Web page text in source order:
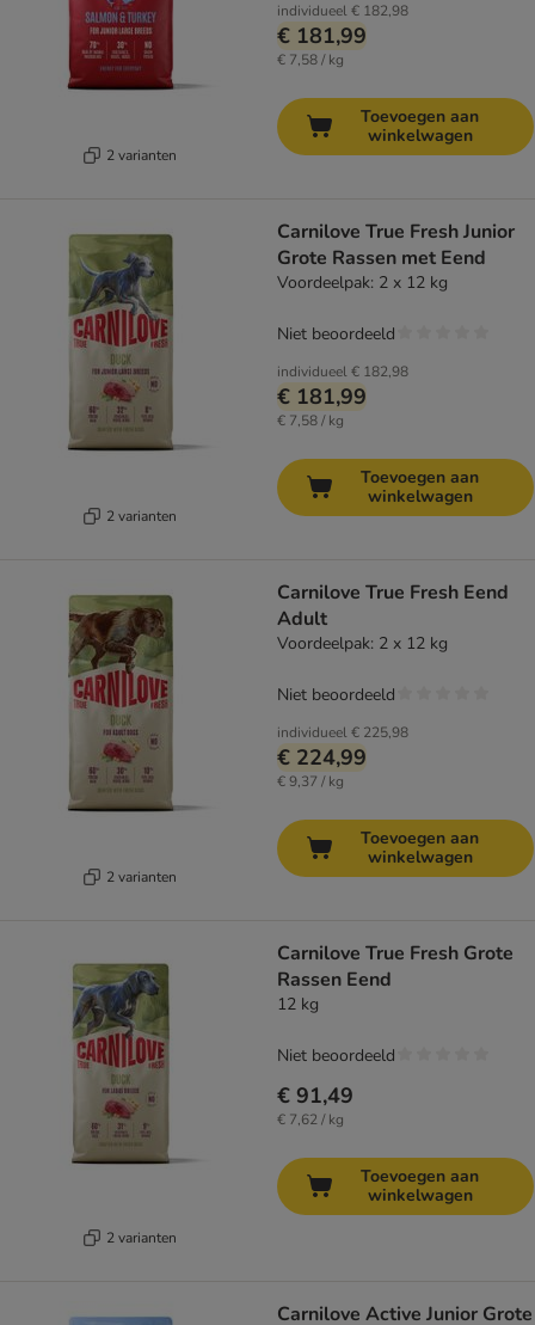
2 varianten
individueel€ 182,98
€ 181,99
€ 7,58 / kg
Toevoegen aan
winkelwagen
2 varianten
Carnilove True Fresh Junior
Grote Rassen met Eend
Voordeelpak: 2 x 12 kg
individueel€ 182,98
€ 181,99
€ 7,58 / kg
Niet beoordeeld
Toevoegen aan
winkelwagen
2 varianten
Carnilove True Fresh Eend
Adult
Voordeelpak: 2 x 12 kg
individueel€ 225,98
€ 224,99
€ 9,37 / kg
Niet beoordeeld
Toevoegen aan
winkelwagen
2 varianten
Carnilove True Fresh Grote
Rassen Eend
12 kg
€ 91,49
€ 7,62 / kg
Niet beoordeeld
Toevoegen aan
winkelwagen
Carnilove Active Junior Grote